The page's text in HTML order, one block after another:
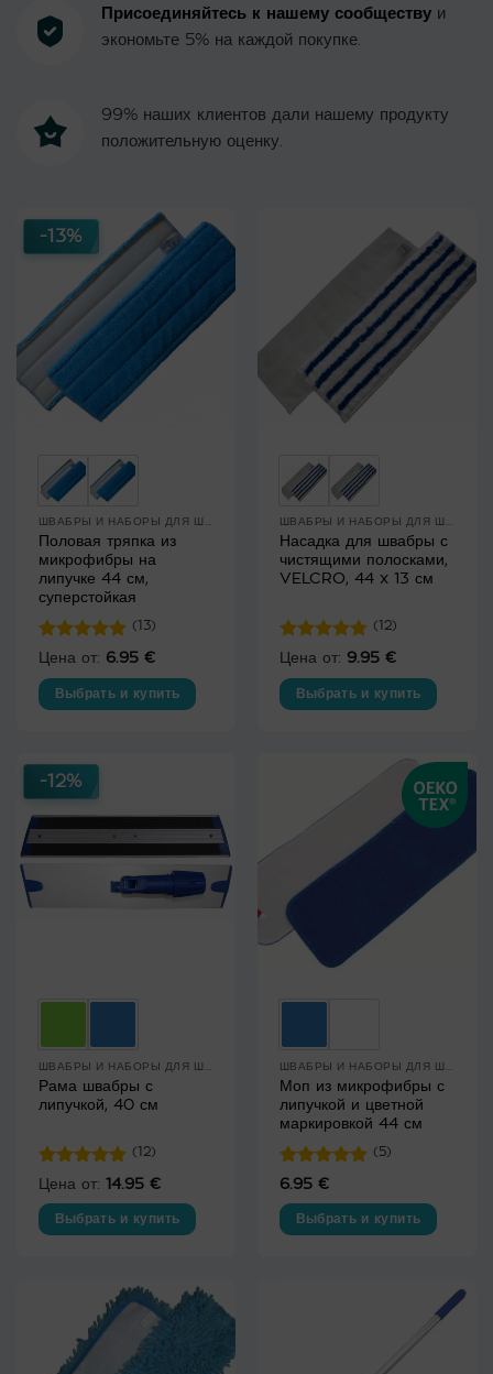
Присоединяйтесь к нашему сообществуи
экономьте 5% на каждой покупке.
99% наших клиентов дали нашему продукту
положительную оценку.
-13%
Половая тряпка из
микрофибры на
липучке 44 см,
суперстойкая
Оценка
4.92
(13)
Цена от: 6.95 €
Выбрать и купить
имеет
несколько
вариаций.
Опции
можно
выбрать
Насадка для швабры с
чистящими полосками,
VELCRO, 44 x 13 см
Оценка
4.75
(12)
Цена от: 9.95 €
Выбрать и купить
вариаций.
Опции
выбрать
на
странице
товара.
-12%
Рама швабры с
липучкой, 40 см
Оценка
4.92
(12)
Цена от: 14.95 €
Выбрать и купить
несколько
вариаций.
Опции
Моп из микрофибры с
липучкой и цветной
маркировкой 44 см
Оценка
(5)
6.95 €
Выбрать и купить